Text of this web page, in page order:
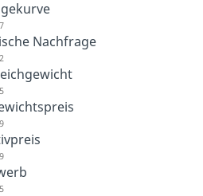
Nachfrage